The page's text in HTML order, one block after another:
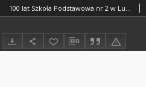
100 lat Szkoła Podstawowa nr 2 w Luboniu